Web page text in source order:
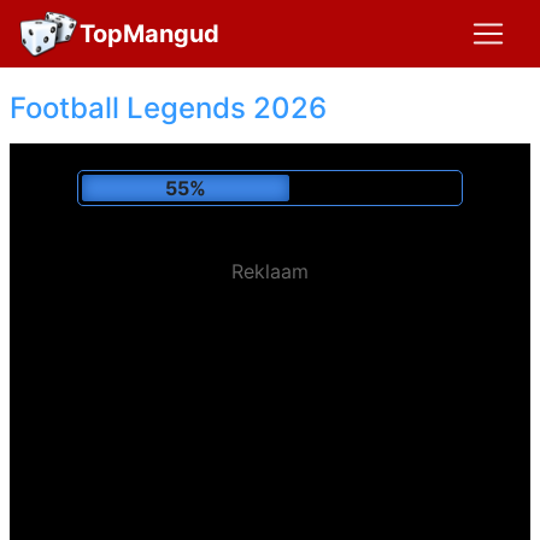
TopMangud
Football Legends 2026
59%
Reklaam